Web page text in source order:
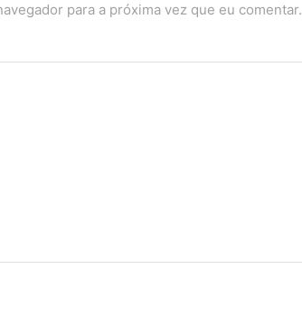
para a próxima vez que eu comentar.